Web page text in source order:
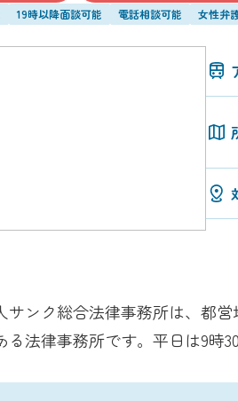
19時以降面談可能 電話相談可能 女性弁
サンク総合法律事務所は、都
る法律事務所です。平日は9時